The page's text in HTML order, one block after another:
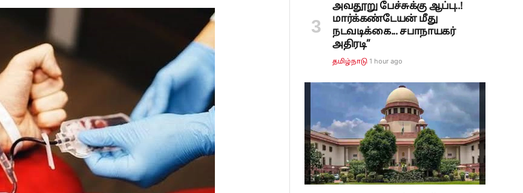
அவதூறு பேச்சுக்கு ஆப்பு..!
மார்க்கண்டேயன் மீது
நடவடிக்கை... சபாநாயகர்
அதிரடி”
தமிழ்நாடு 1 hour ago